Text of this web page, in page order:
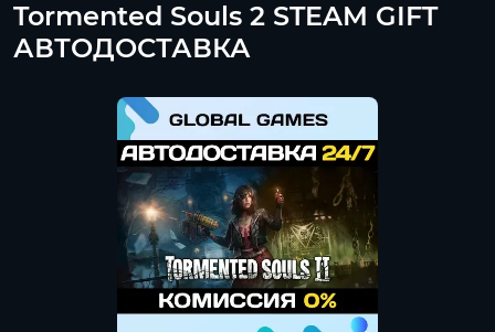
Tormented Souls 2 STEAM GIFT
АВТОДОСТАВКА